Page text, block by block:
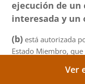
ejecución de
interesada y un
(b) está autorizada
Estado Miembro,
derechos, libertades
Ver